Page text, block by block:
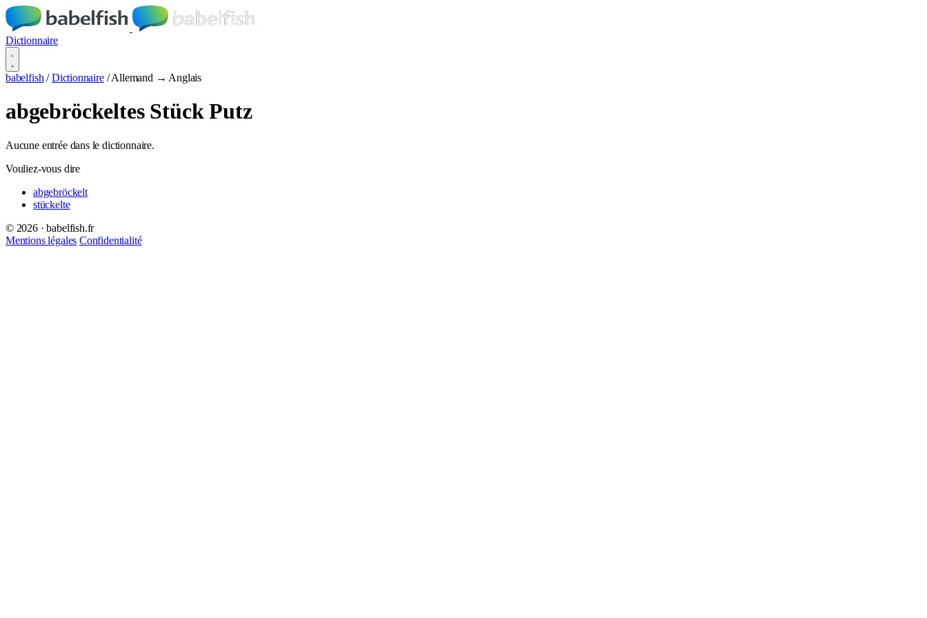
Dictionnaire
babelfish / Dictionnaire / Allemand → Anglais
abgebröckeltes Stück Putz
Aucune entrée dans le dictionnaire.
Vouliez-vous dire
abgebröckelt
stückelte
© 2026 · babelfish.fr
Mentions légales Confidentialité